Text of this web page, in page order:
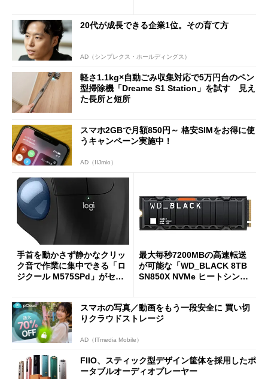
20代が成長できる企業1位。その育て方
AD（シンプレクス・ホールディングス）
軽さ1.1kg×自動ごみ収集対応で5万円台のペン
型掃除機「Dreame S1 Station」を試す 見え
た長所と短所
スマホ2GBで月額850円～ 格安SIMをお得に使
うキャンペーン実施中！
AD（IIJmio）
手首を動かさず静かなクリッ
ク音で作業に集中できる「ロ
ジクール M575SPd」がセー
最大毎秒7200MBの高速転送
が可能な「WD_BLACK 8TB
SN850X NVMe ヒートシンク
スマホの写真／動画をもう一段安全に 買い切
りクラウドストレージ
AD（ITmedia Mobile）
FIIO、スティック型デザイン筐体を採用したポ
ータブルオーディオプレーヤー